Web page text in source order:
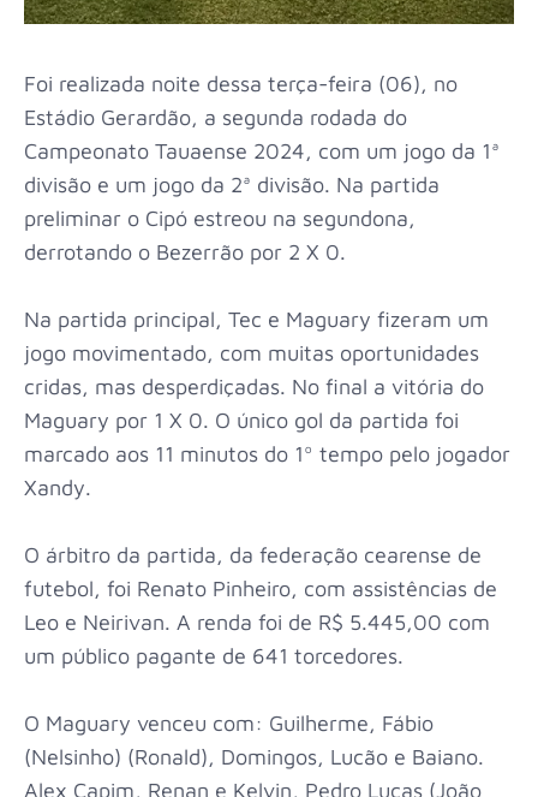
Foi realizada noite dessa terça-feira (06), no
Estádio Gerardão, a segunda rodada do
Campeonato Tauaense 2024, com um jogo da 1ª
divisão e um jogo da 2ª divisão. Na partida
preliminar o Cipó estreou na segundona,
derrotando o Bezerrão por 2 X 0.
Na partida principal, Tec e Maguary fizeram um
jogo movimentado, com muitas oportunidades
cridas, mas desperdiçadas. No final a vitória do
Maguary por 1 X 0. O único gol da partida foi
marcado aos 11 minutos do 1º tempo pelo jogador
Xandy.
O árbitro da partida, da federação cearense de
futebol, foi Renato Pinheiro, com assistências de
Leo e Neirivan. A renda foi de R$ 5.445,00 com
um público pagante de 641 torcedores.
O Maguary venceu com: Guilherme, Fábio
(Nelsinho) (Ronald), Domingos, Lucão e Baiano.
Alex Capim, Renan e Kelvin, Pedro Lucas (João